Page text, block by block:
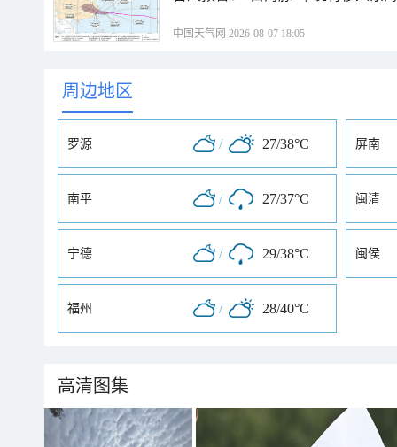
中国天气网 2026-08-07 18:05
周边地区
罗源 / 27/38°C 屏南
南平 / 27/37°C 闽清
宁德 / 29/38°C 闽侯
福州 / 28/40°C
高清图集